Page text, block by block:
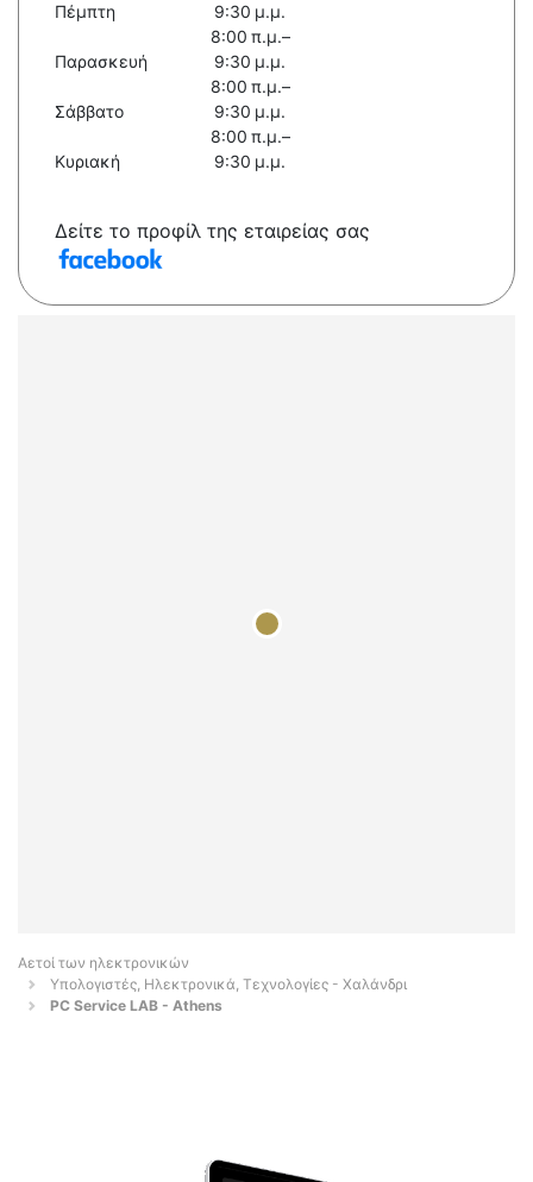
Πέμπτη
9:30 μ.μ.
Παρασκευή
8:00 π.μ.–
9:30 μ.μ.
Σάββατο
8:00 π.μ.–
9:30 μ.μ.
Κυριακή
8:00 π.μ.–
9:30 μ.μ.
Δείτε το προφίλ της εταιρείας σας
Αετοί των ηλεκτρονικών
Υπολογιστές, Ηλεκτρονικά, Τεχνολογίες - Χαλάνδρι
PC Service LAB - Athens